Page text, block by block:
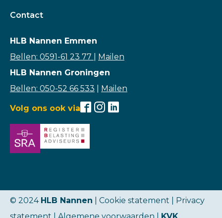
Contact
HLB Nannen Emmen
Bellen: 0591-61 23 77
Mailen
HLB Nannen Groningen
Bellen: 050-52 66 533
Mailen
Volg ons ook via
© 2024 HLB Nannen | Cookie statement | Privacy
statement
Algemene voorwaarden KVK